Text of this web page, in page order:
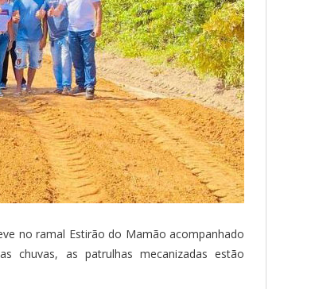
no ramal Estirão do Mamão acompanhado
chuvas, as patrulhas mecanizadas estão